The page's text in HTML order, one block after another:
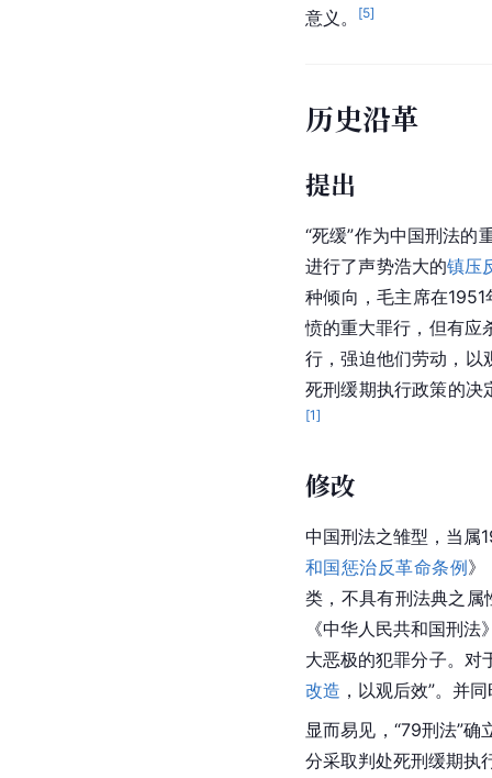
意义。
[5]
历史沿革
提出
“死缓”作为中国刑法的
进行了声势浩大的镇压
种倾向，毛主席在
愤的重大罪行，但有应
行，强迫他们劳动，以
死刑缓期执行政策的决
[1]
修改
中国刑法之雏型，当属
和国惩治反革命条例》
类，不具有刑法典之属
《中华人民共和国刑法
大恶极的犯罪分子。对
改造 ，以观后效”。并
显而易见，“79刑法”
分采取判处死刑缓期执